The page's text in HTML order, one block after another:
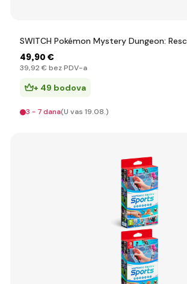
SWITCH Pokémon Mystery Dungeon:
49,90 €
39,92 € bez PDV-a
+ 49 bodova
3 - 7 dana(U vas 19.08.)